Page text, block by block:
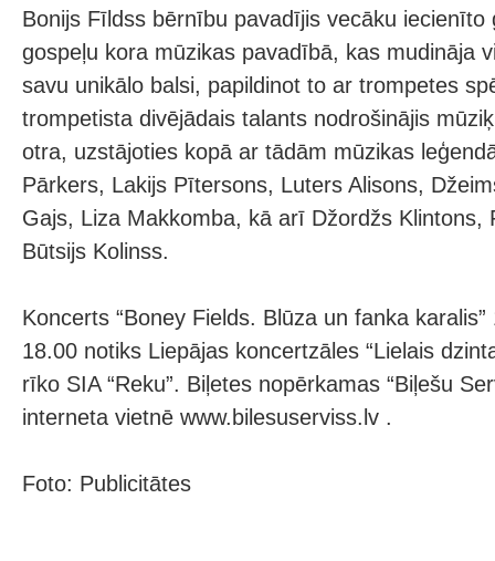
Bonijs Fīldss bērnību pavadījis vecāku iecienīto
gospeļu kora mūzikas pavadībā, kas mudināja
savu unikālo balsi, papildinot to ar trompetes
trompetista divējādais talants nodrošinājis
otra, uzstājoties kopā ar tādām mūzikas
Pārkers, Lakijs Pītersons, Luters Alisons,
Gajs, Liza Makkomba, kā arī Džordžs Klintons,
Būtsijs Kolinss.
Koncerts “Boney Fields. Blūza un fanka
18.00 notiks Liepājas koncertzāles “Lielais
rīko SIA “Reku”. Biļetes nopērkamas “Biļešu
interneta vietnē www.bilesuserviss.lv .
Foto: Publicitātes